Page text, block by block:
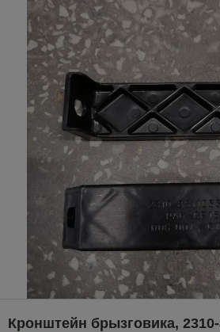
Кронштейн брызговика, 2310-